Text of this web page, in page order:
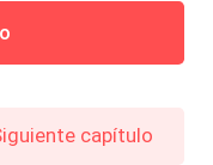
capítulo